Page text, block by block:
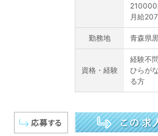
210000
月給
勤務地 青森県
資格・経験
経験不問
ひらが
る方